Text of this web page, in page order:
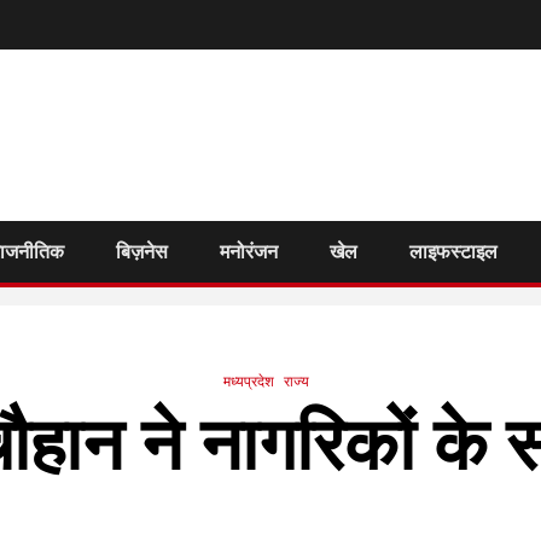
बिज़नेस मनोरंजन खेल लाइफस्टाइल
मध्यप्रदेश राज्य
ने नागरिकों के